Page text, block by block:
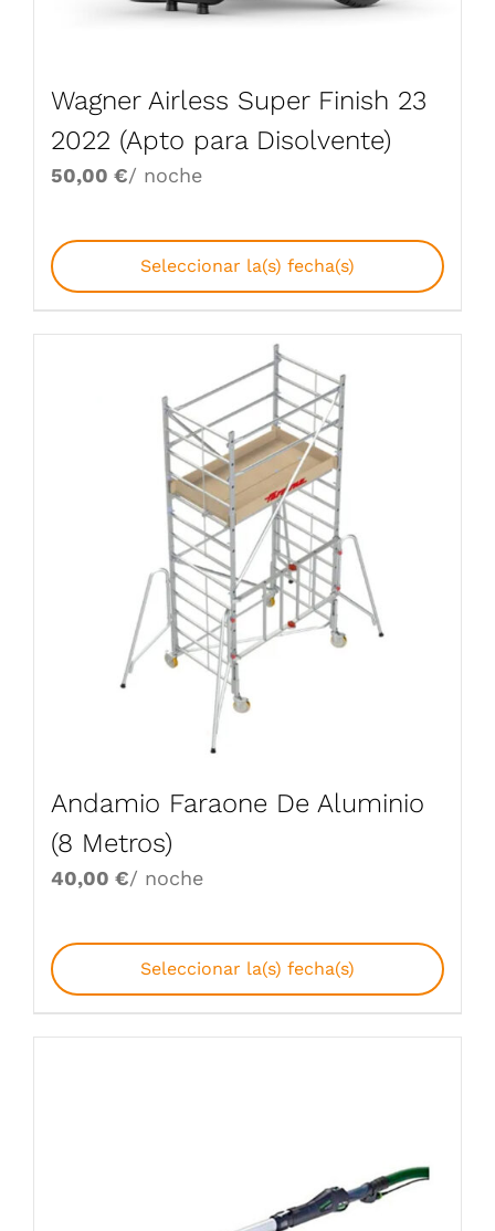
Wagner Airless Super Finish 23
2022 (Apto para Disolvente)
50,00 €/ noche
Seleccionar la(s) fecha(s)
Andamio Faraone De Aluminio
(8 Metros)
40,00 €/ noche
Seleccionar la(s) fecha(s)